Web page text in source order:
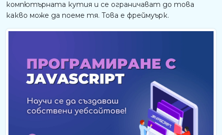
компютърната кутия и се ограничават до това
какво може да поеме тя. Това е фреймуърк.